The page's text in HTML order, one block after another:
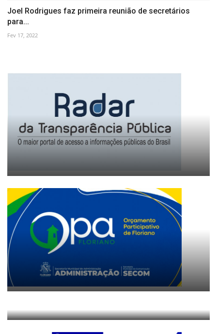
Joel Rodrigues faz primeira reunião de secretários
para...
Fev 17, 2022